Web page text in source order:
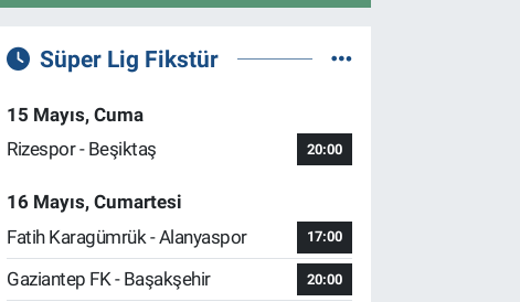
Süper Lig Fikstür
15 Mayıs, Cuma
Rizespor - Beşiktaş
20:00
16 Mayıs, Cumartesi
Fatih Karagümrük - Alanyaspor
17:00
Gaziantep FK - Başakşehir 20:00